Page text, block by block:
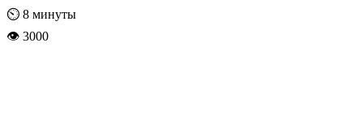
⏲ 8 минуты
👁 3000